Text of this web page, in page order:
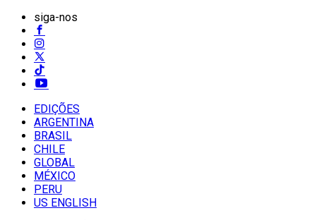
siga-nos
EDIÇÕES
ARGENTINA
BRASIL
CHILE
GLOBAL
MÉXICO
PERU
US ENGLISH